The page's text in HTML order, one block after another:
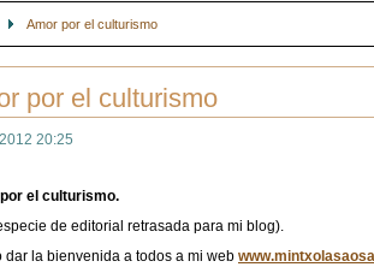
Amor por el culturismo
por el culturismo
20:25
el culturismo.
de editorial retrasada para mi blog).
dar la bienvenida a todos a mi web